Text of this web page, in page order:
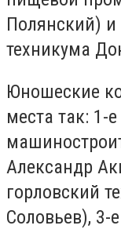
Полянский) и
техникума
Юношеские
места так: 1-
Александр
горловский
Соловьев), 3-